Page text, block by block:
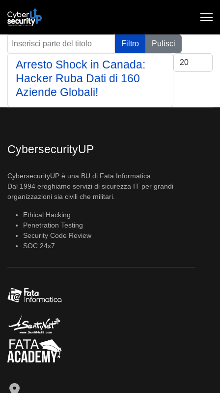
Inserisci parte del titolo Filtro
Pulisci
Visualizza #
Arresto Shock in Canada:
Hacker Ruba Dati di 160
Aziende Globali!
CybersecurityUP
CybersecurityUP è una BU di Fata Informatica.
Dal 1994 eroghiamo servizi di sicurezza IT per grandi
organizzazioni sia civili che militari.
Ethical Hacking
Penetration Testing
Security Code Review
SOC 24x7